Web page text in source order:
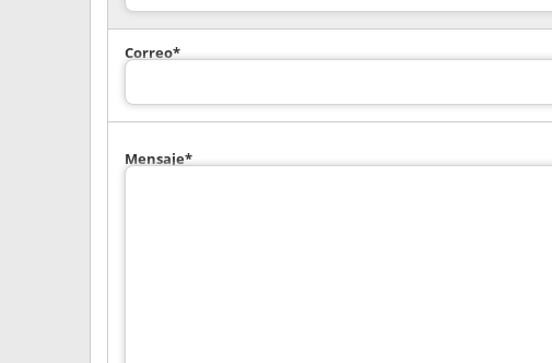
Correo*
Mensaje*